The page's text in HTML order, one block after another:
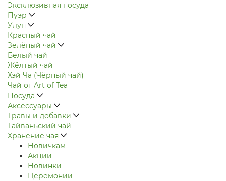
Эксклюзивная посуда
Пуэр
Улун
Красный чай
Зелёный чай
Белый чай
Жёлтый чай
Хэй Ча (Чёрный чай)
Чай от Art of Tea
Посуда
Аксессуары
Травы и добавки
Тайваньский чай
Хранение чая
Новичкам
Акции
Новинки
Церемонии